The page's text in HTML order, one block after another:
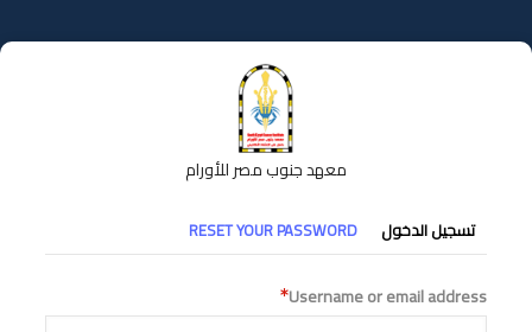
إلى
المحتوى
معهد جنوب مصر للأورام
التبويبات
الأساسية
تسجيل الدخول RESET YOUR PASSWORD
Username or email address